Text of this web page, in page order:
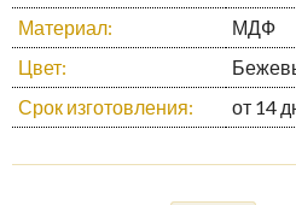
Материал:
МДФ
Цвет:
Срок изготовления:
от 14